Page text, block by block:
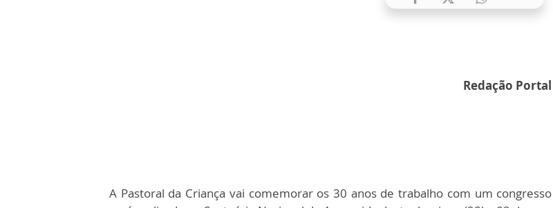
Redação
A Pastoral da Criança vai comemorar os 30 anos de trabalho com um